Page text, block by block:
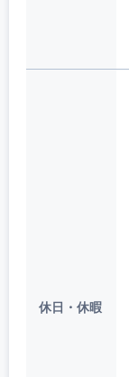
休日・休暇